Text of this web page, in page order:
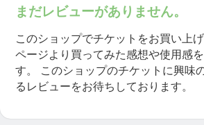
まだレビューがありません。
このショップでチケットをお買い上
ページより買ってみた感想や使用感
す。
このショップのチケットに興味
るレビューをお待ちしております。